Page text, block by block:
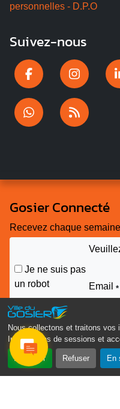
Nous collectons et traitons vos
Informations de sessions et
Accepter Refuser En
personnelles - D.P.O
Suivez-nous
Gosier Connecté
Recevez chaque
Je ne suis pas
un robot
Email *